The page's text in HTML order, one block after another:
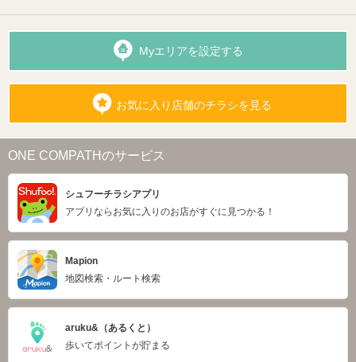
Myエリアを設定する
お気に入り店舗のチラシを見る
ONE COMPATHのサービス
シュフーチラシアプリ
アプリならお気に入りのお店がすぐに見つかる！
Mapion
地図検索・ルート検索
aruku&（あるくと）
歩いてポイントが貯まる